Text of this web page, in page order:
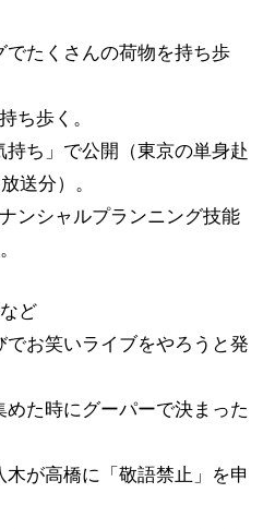
でたくさんの荷物を持ち歩
ち歩く。
持ち」で公開（東京の単身赴
送分）。
ンシャルプランニング技能
ど
でお笑いライブをやろうと発
た時にグーパーで決まった
木が高橋に「敬語禁止」を申